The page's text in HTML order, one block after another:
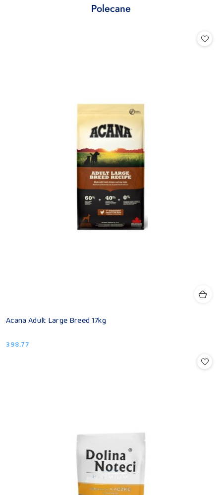
Pomiń karuzelę produktów
Produkty
Polecane
Acana Adult Large Breed 17kg
Cena:
398.77